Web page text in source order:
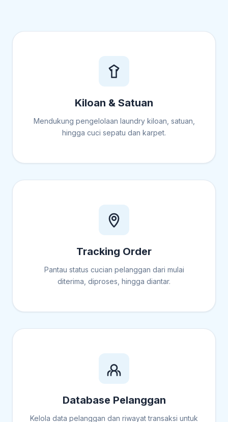
Kiloan & Satuan
Mendukung pengelolaan laundry kiloan, satuan,
hingga cuci sepatu dan karpet.
Tracking Order
Pantau status cucian pelanggan dari mulai
diterima, diproses, hingga diantar.
Database Pelanggan
Kelola data pelanggan dan riwayat transaksi untuk